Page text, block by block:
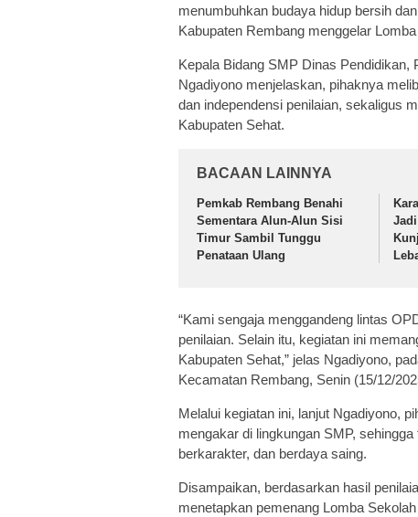
menumbuhkan budaya hidup bersih
Kabupaten Rembang menggelar
Kepala Bidang SMP Dinas Pendidikan,
Ngadiyono menjelaskan, pihaknya
dan independensi penilaian, sekaligus
Kabupaten Sehat.
BACAAN LAINNYA
Pemkab Rembang Benahi
Sementara Alun-Alun Sisi
Timur Sambil Tunggu
Penataan Ulang
“Kami sengaja menggandeng lintas
penilaian. Selain itu, kegiatan ini
Kabupaten Sehat,” jelas Ngadiyono,
Kecamatan Rembang, Senin (15/12/
Melalui kegiatan ini, lanjut Ngadiyono,
mengakar di lingkungan SMP,
berkarakter, dan berdaya saing.
Disampaikan, berdasarkan hasil
menetapkan pemenang Lomba